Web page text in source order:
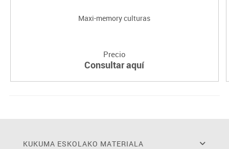
Maxi-memory culturas
Precio
Consultar aquí
KUKUMA ESKOLAKO MATERIALA